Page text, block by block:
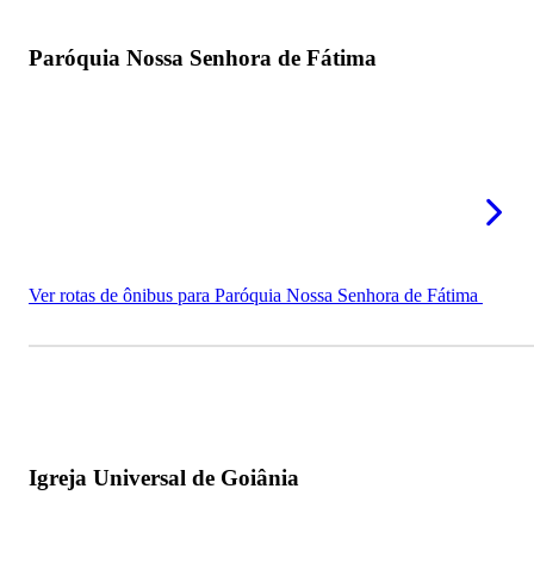
Paróquia Nossa Senhora de Fátima
Ver rotas de ônibus para Paróquia Nossa Senhora de Fátima
Igreja Universal de Goiânia